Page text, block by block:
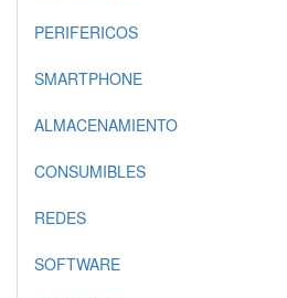
PERIFERICOS
SMARTPHONE
ALMACENAMIENTO
CONSUMIBLES
REDES
SOFTWARE